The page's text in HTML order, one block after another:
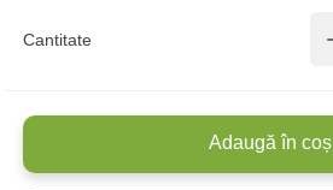
Cantitate
Adaugă în coș